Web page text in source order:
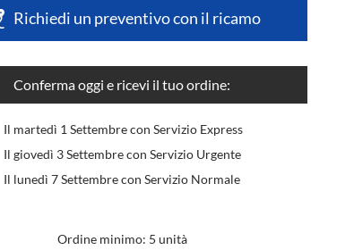
Richiedi un preventivo con il ricamo
Conferma oggi e ricevi il tuo ordine:
Il martedì 1 Settembre con Servizio Express
Il giovedì 3 Settembre con Servizio Urgente
Il lunedì 7 Settembre con Servizio Normale
Ordine minimo: 5 unità